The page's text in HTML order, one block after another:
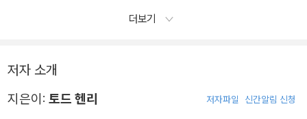
더보기
저자 소개
지은이: 토드 헨리 저자파일 신간알림 신청